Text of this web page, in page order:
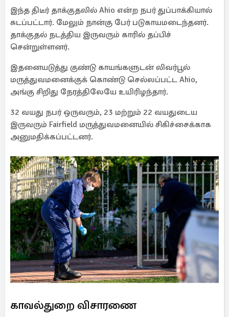
இந்த திடீர் தாக்குதலில் Ahio என்ற நபர் துப்பாக்கியால்
சுடப்பட்டார். மேலும் நான்கு பேர் படுகாயமடைந்தனர்.
தாக்குதல் நடத்திய இருவரும் காரில் தப்பிச்
சென்றுள்ளனர்.
இதனையடுத்து குண்டு காயங்களுடன் லிவர்பூல்
மருத்துவமனைக்குக் கொண்டு செல்லப்பட்ட Ahio,
அங்கு சிறிது நேரத்திலேயே உயிரிழந்தார்.
32 வயது நபர் ஒருவரும், 23 மற்றும் 22 வயதுடைய
இருவரும் Fairfield மருத்துவமனையில் சிகிச்சைக்காக
அனுமதிக்கப்பட்டனர்.
காவல்துறை விசாரணை